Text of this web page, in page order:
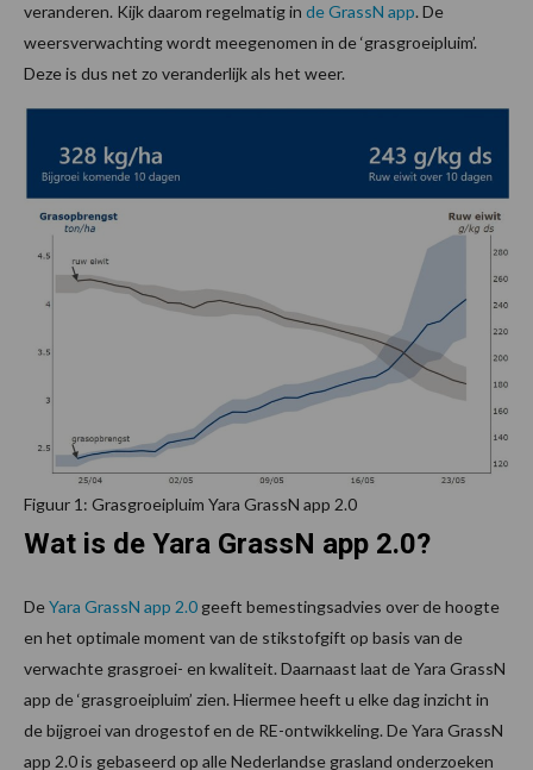
veranderen. Kijk daarom regelmatig in de GrassN app. De
weersverwachting wordt meegenomen in de ‘grasgroeipluim’.
Deze is dus net zo veranderlijk als het weer.
Figuur 1: Grasgroeipluim Yara GrassN app 2.0
Wat is de Yara GrassN app 2.0?
DeYara GrassN app 2.0 geeft bemestingsadvies over de hoogte
en het optimale moment van de stikstofgift op basis van de
verwachte grasgroei- en kwaliteit. Daarnaast laat de Yara GrassN
app de ‘grasgroeipluim’ zien. Hiermee heeft u elke dag inzicht in
de bijgroei van drogestof en de RE-ontwikkeling. De Yara GrassN
app 2.0 is gebaseerd op alle Nederlandse grasland onderzoeken